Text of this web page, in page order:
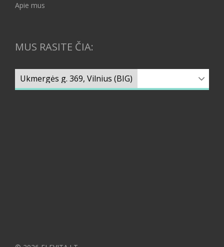
Apie mus
MUS RASITE ČIA: